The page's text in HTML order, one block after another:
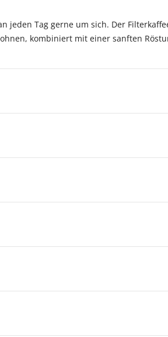
jeden Tag gerne um sich. Der
kombiniert mit einer sanften